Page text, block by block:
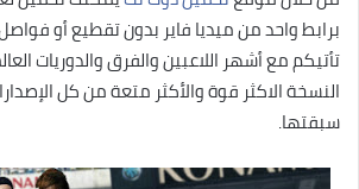
برابط واحد من ميديا فاير بدون تقطيع أو
تأتيكم مع أشهر اللاعبين والفرق والدوريات
النسخة الاكثر قوة والأكثر متعة من كل
سبقتها.